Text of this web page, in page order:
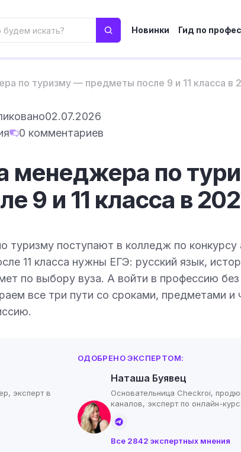
Новинки Гид по
по туризму — предметы после 9 и 11 класса в
02.07.2026
0 комментариев
менеджера по
9 и 11 класса в
туризму поступают в колледж по
11 класса нужны ЕГЭ: русский язык,
по выбору вуза. А войти в профессию
все три пути со сроками, предметами и
эксперт в
ОДОБРЕНО ЭКСПЕРТОМ:
Наташа Буявец
Основательница Checkroi,
каналов, эксперт по онлайн-
Все 2842 экспертных мнения